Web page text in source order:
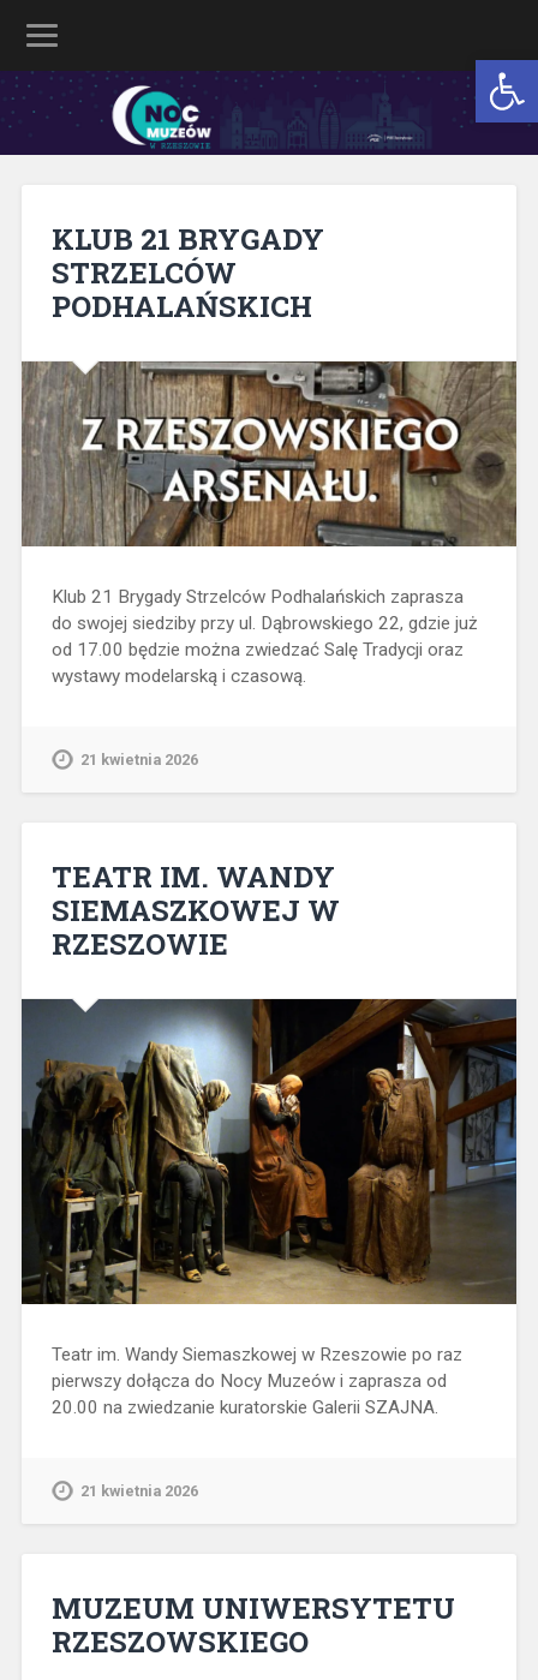
KLUB 21 BRYGADY
STRZELCÓW
PODHALAŃSKICH
Klub 21 Brygady Strzelców Podhalańskich zaprasza
do swojej siedziby przy ul. Dąbrowskiego 22, gdzie już
od 17.00 będzie można zwiedzać Salę Tradycji oraz
wystawy modelarską i czasową.
21 kwietnia 2026
TEATR IM. WANDY
SIEMASZKOWEJ W
RZESZOWIE
Teatr im. Wandy Siemaszkowej w Rzeszowie po raz
pierwszy dołącza do Nocy Muzeów i zaprasza od
20.00 na zwiedzanie kuratorskie Galerii SZAJNA.
21 kwietnia 2026
MUZEUM UNIWERSYTETU
RZESZOWSKIEGO